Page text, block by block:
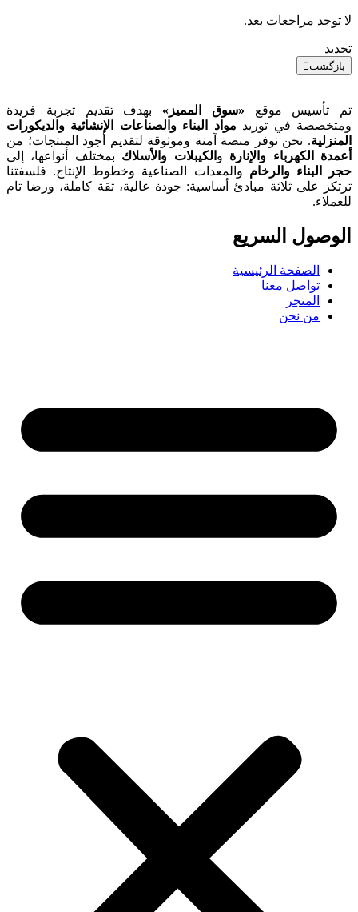
لا توجد مراجعات بعد.
تحديد
بازگشت
تم تأسيس موقع «سوق المميز» بهدف تقديم تجربة فريدة
ومتخصصة في توريد مواد البناء والصناعات الإنشائية والديكورات
المنزلية. نحن نوفر منصة آمنة وموثوقة لتقديم أجود المنتجات؛ من
أعمدة الكهرباء والإنارة و الكيبلات والأسلاك بمختلف أنواعها، إلى
حجر البناء والرخام والمعدات الصناعية وخطوط الإنتاج. فلسفتنا
ترتكز على ثلاثة مبادئ أساسية: جودة عالية، ثقة كاملة، ورضا تام
للعملاء.
الوصول السریع
الصفحة الرئيسية
تواصل معنا
المتجر
من نحن